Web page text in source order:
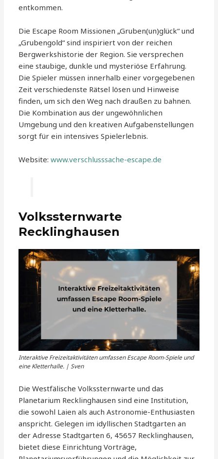
entkommen.
Die Escape Room Missionen „Gruben(un)glück“ und
„Grubengold“ sind inspiriert von der reichen
Bergwerkshistorie der Region. Sie versprechen
eine staubige, dunkle und mysteriöse Erfahrung.
Die Spieler müssen innerhalb einer vorgegebenen
Zeit verschiedenste Rätsel lösen und Hinweise
finden, um sich den Weg nach draußen zu bahnen.
Die Kombination aus der ungewöhnlichen
Umgebung und den kreativen Aufgabenstellungen
sorgt für ein intensives Spielerlebnis.
Website:www.verschlusssache-escape.de
Volkssternwarte
Recklinghausen
Interaktive Freizeitaktivitäten umfassen Escape Room-Spiele und
eine Kletterhalle. | Sven
Die Westfälische Volkssternwarte und das
Planetarium Recklinghausen sind eine Institution,
die sowohl Laien als auch Astronomie-Enthusiasten
anspricht. Gelegen im idyllischen Stadtgarten an
der Adresse Stadtgarten 6, 45657 Recklinghausen,
bietet diese Einrichtung Vorträge,